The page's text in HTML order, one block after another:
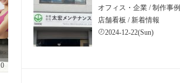
0
オフィス・企業 /制作事例
店舗看板 /新着情報
2024-12-22(Sun)